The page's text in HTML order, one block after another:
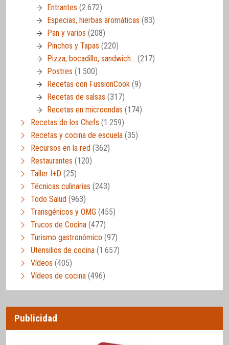
Entrantes (2.672)
Especias, hierbas aromáticas (83)
Pan y varios (208)
Pinchos y Tapas (220)
Pizza, bocadillo, sandwich… (217)
Postres (1.500)
Recetas con FussionCook (9)
Recetas de salsas (317)
Recetas en microondas (174)
Recetas de los Chefs (1.259)
Recetas y cocina de escuela (35)
Recursos en la red (362)
Restaurantes (120)
Taller I+D (25)
Técnicas culinarias (243)
Todo Salud (963)
Transgénicos y OMG (455)
Trucos de Cocina (477)
Turismo gastronómico (97)
Utensilios de cocina (1.657)
Vídeos (405)
Vídeos de cocina (496)
Publicidad